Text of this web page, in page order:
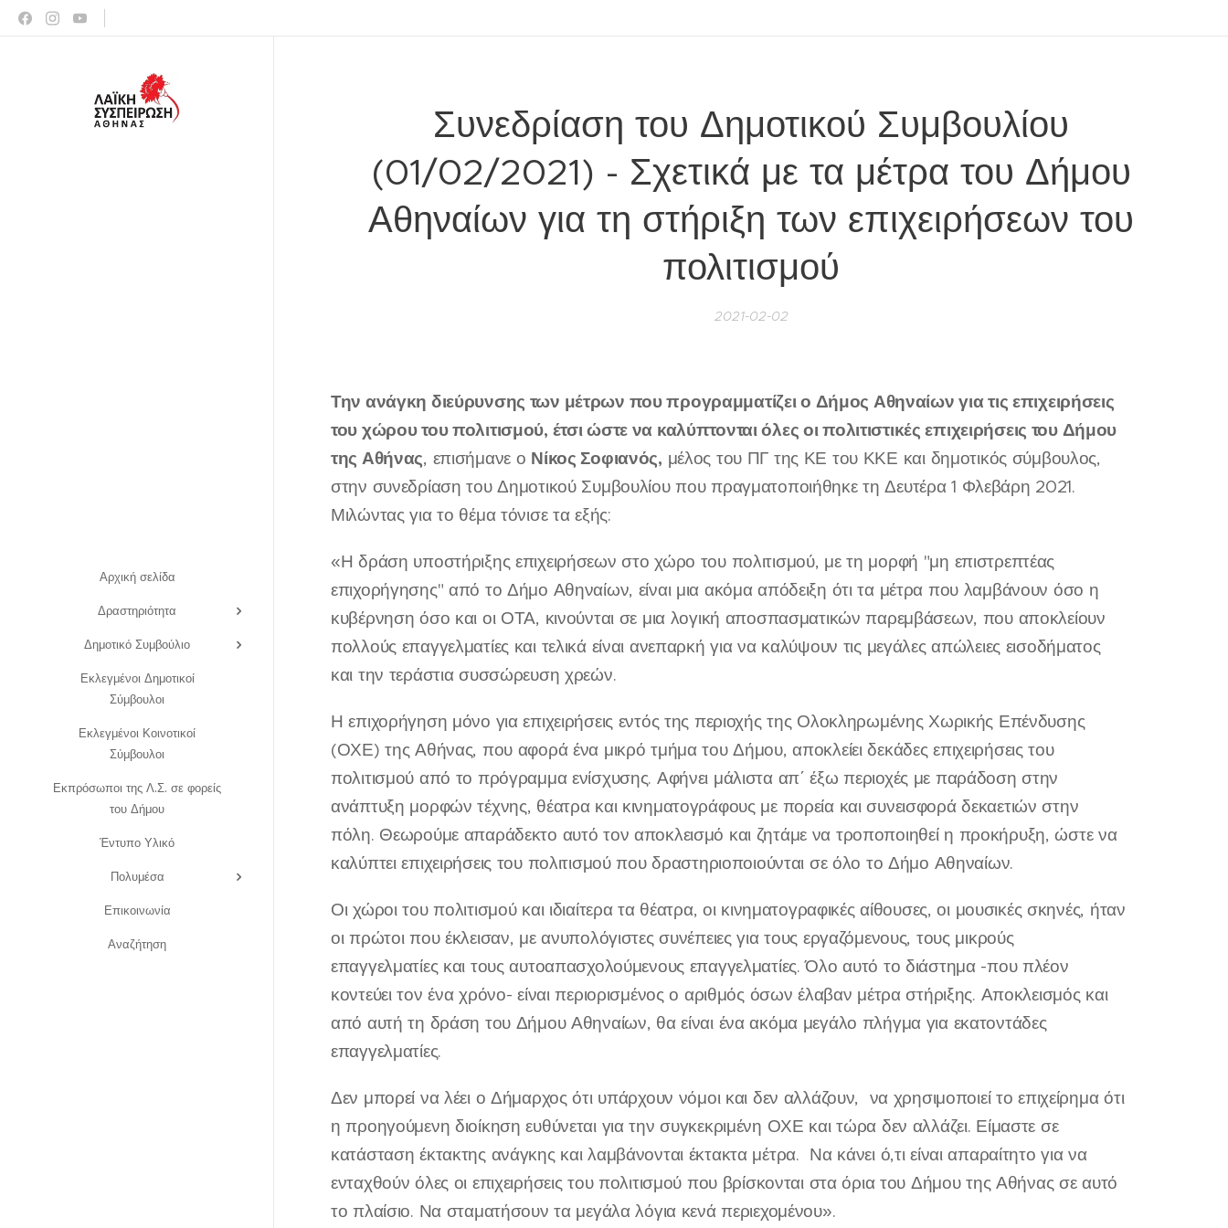
Αρχική σελίδα
Δραστηριότητα
Δημοτικό Συμβούλιο
Εκλεγμένοι Δημοτικοί
Σύμβουλοι
Εκλεγμένοι Κοινοτικοί
Σύμβουλοι
Εκπρόσωποι της Λ.Σ. σε φορείς
του Δήμου
Έντυπο Υλικό
Πολυμέσα
Επικοινωνία
Αναζήτηση
Συνεδρίαση του Δημοτικού Συμβουλίου
(01/02/2021) - Σχετικά με τα μέτρα του Δήμου
Αθηναίων για τη στήριξη των επιχειρήσεων του
πολιτισμού
2021-02-02
Την ανάγκη διεύρυνσης των μέτρων που προγραμματίζει ο Δήμος Αθηναίων για τις επιχειρήσεις
του χώρου του πολιτισμού, έτσι ώστε να καλύπτονται όλες οι πολιτιστικές επιχειρήσεις του Δήμου
της Αθήνας, επισήμανε ο Νίκος Σοφιανός, μέλος του ΠΓ της ΚΕ του ΚΚΕ και δημοτικός σύμβουλος,
στην συνεδρίαση του Δημοτικού Συμβουλίου που πραγματοποιήθηκε τη Δευτέρα 1 Φλεβάρη 2021.
Μιλώντας για το θέμα τόνισε τα εξής:
«Η δράση υποστήριξης επιχειρήσεων στο χώρο του πολιτισμού, με τη μορφή "μη επιστρεπτέας
επιχορήγησης" από το Δήμο Αθηναίων, είναι μια ακόμα απόδειξη ότι τα μέτρα που λαμβάνουν όσο η
κυβέρνηση όσο και οι ΟΤΑ, κινούνται σε μια λογική αποσπασματικών παρεμβάσεων, που αποκλείουν
πολλούς επαγγελματίες και τελικά είναι ανεπαρκή για να καλύψουν τις μεγάλες απώλειες εισοδήματος
και την τεράστια συσσώρευση χρεών.
Η επιχορήγηση μόνο για επιχειρήσεις εντός της περιοχής της Ολοκληρωμένης Χωρικής Επένδυσης
(ΟΧΕ) της Αθήνας, που αφορά ένα μικρό τμήμα του Δήμου, αποκλείει δεκάδες επιχειρήσεις του
πολιτισμού από το πρόγραμμα ενίσχυσης. Αφήνει μάλιστα απ΄ έξω περιοχές με παράδοση στην
ανάπτυξη μορφών τέχνης, θέατρα και κινηματογράφους με πορεία και συνεισφορά δεκαετιών στην
πόλη. Θεωρούμε απαράδεκτο αυτό τον αποκλεισμό και ζητάμε να τροποποιηθεί η προκήρυξη, ώστε να
καλύπτει επιχειρήσεις του πολιτισμού που δραστηριοποιούνται σε όλο το Δήμο Αθηναίων.
Οι χώροι του πολιτισμού και ιδιαίτερα τα θέατρα, οι κινηματογραφικές αίθουσες, οι μουσικές σκηνές, ήταν
οι πρώτοι που έκλεισαν, με ανυπολόγιστες συνέπειες για τους εργαζόμενους, τους μικρούς
επαγγελματίες και τους αυτοαπασχολούμενους επαγγελματίες. Όλο αυτό το διάστημα -που πλέον
κοντεύει τον ένα χρόνο- είναι περιορισμένος ο αριθμός όσων έλαβαν μέτρα στήριξης. Αποκλεισμός και
από αυτή τη δράση του Δήμου Αθηναίων, θα είναι ένα ακόμα μεγάλο πλήγμα για εκατοντάδες
επαγγελματίες.
Δεν μπορεί να λέει ο Δήμαρχος ότι υπάρχουν νόμοι και δεν αλλάζουν, να χρησιμοποιεί το επιχείρημα ότι
η προηγούμενη διοίκηση ευθύνεται για την συγκεκριμένη ΟΧΕ και τώρα δεν αλλάζει. Είμαστε σε
κατάσταση έκτακτης ανάγκης και λαμβάνονται έκτακτα μέτρα. Να κάνει ό,τι είναι απαραίτητο για να
ενταχθούν όλες οι επιχειρήσεις του πολιτισμού που βρίσκονται στα όρια του Δήμου της Αθήνας σε αυτό
το πλαίσιο. Να σταματήσουν τα μεγάλα λόγια κενά περιεχομένου».